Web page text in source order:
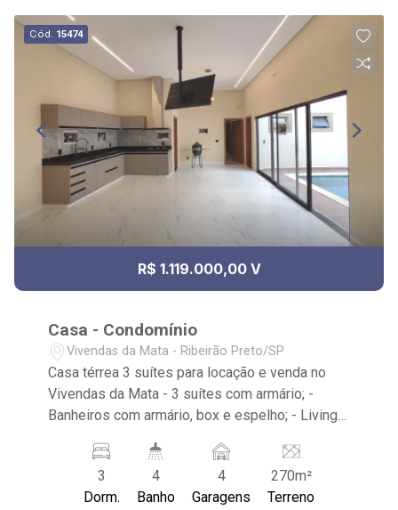
Cód. 15474
R$ 1.119.000,00 V
Casa - Condomínio
Vivendas da Mata - Ribeirão Preto/SP
Casa térrea 3 suítes para locação e venda no
Vivendas da Mata - 3 suítes com armário; -
Banheiros com armário, box e espelho; - Living 2
americana planejada; - Área de serviço com
armário; - Corredor lateral; - Corredor; - Piscina; -
Hidromassagem; - 4 vagas de garagem; -
3
Dorm.
4
Banho
4
Garagens
270m²
Terreno